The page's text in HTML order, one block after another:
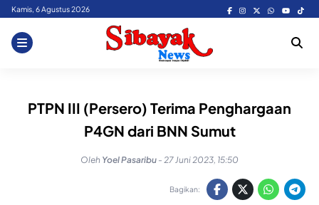
Skip
content
Kamis, 6 Agustus 2026
PTPN III (Persero) Terima Penghargaan
P4GN dari BNN Sumut
Oleh Yoel Pasaribu - 27 Juni 2023, 15:50
Bagikan: